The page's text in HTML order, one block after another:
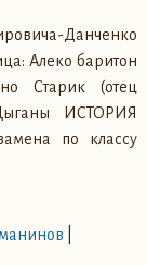
Данченко
Алеко баритон
Старик (отец
Цыганы ИСТОРИЯ
по классу